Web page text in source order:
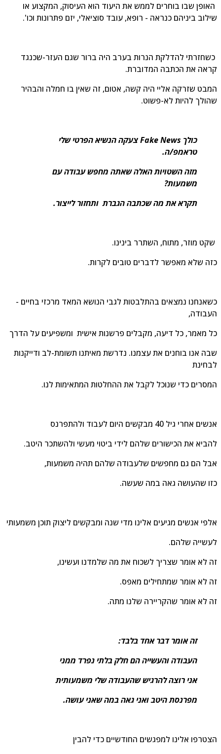
שבו בוחרים לממש את היעוד הוא העיסוק, המקצוע או
ביניהם כנראה - רופא, עובד סוציאלי, יזם פתרונות וכו'.
להדלקת הנרות בערב היה ברור שגם העזר-שכנגד
את הכתבה המדוברת.
שזרקה אליי היה קשה, אטום, זה שאין בו חמלה והבהיר
להיות לא-פשוט.
כולך Fake News צעקה הנשיא הפרטי שלי
טראמפ/ה.
מזה השטויות האלה שאתה מחפש עבודה עם
משמעות?
תקרא את מה שכתבה הגברת ותחזור לייצור.
מוזר, מתוח, השתרר בינינו.
שלא מאפשר לדברים טובים לקרות.
נמצאים בהתלבטות לגבי הנושא המאד מרכזי בחיים -
מאמר, כל דיעה, מקבלים פרשנות אישית ומשפיעים על הדרך
אנו בוחנים את עצמנו. נדרשת מאיתנו תשומת-לב ודייקנות
כדי שנוכל לקבל את ההחלטות המתאימות לנו.
אחרי גיל 40 מבקשים היום לעבוד ולהתפרנס
את הכישורים שלהם לידי ביטוי מעשי ולהשתכר היטב.
הם גם מחפשים שלעבודה שלהם תהיה משמעות,
שהעושה גאה במה שעשה.
אנשים מגיעים אלינו מדי שנה ומבקשים ליצוק תוכן משמעותי
שלהם.
לא אומר שצריך לשכוח את מה שלמדנו ועשינו,
לא אומר שמתחילים מאפס.
לא אומר שהקריירה שלנו מתה.
זה אומר דבר אחד בלבד:
העבודה והעשייה הם חלק בלתי נפרד ממני
אני רוצה להרגיש שהעבודה שלי משמעותית
מפרנסת היטב ואני גאה במה שאני עושה.
אלינו למפגשים החודשיים כדי להבין